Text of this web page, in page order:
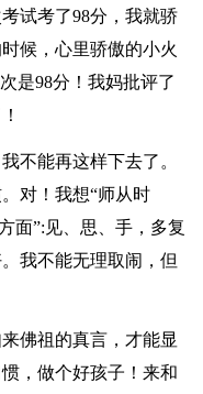
试考了98分，我就骄
候，心里骄傲的小火
是98分！我妈批评了
不能再这样下去了。
对！我想“师从时
面”:见、思、手，多复
我不能无理取闹，但
佛祖的真言，才能显
，做个好孩子！来和